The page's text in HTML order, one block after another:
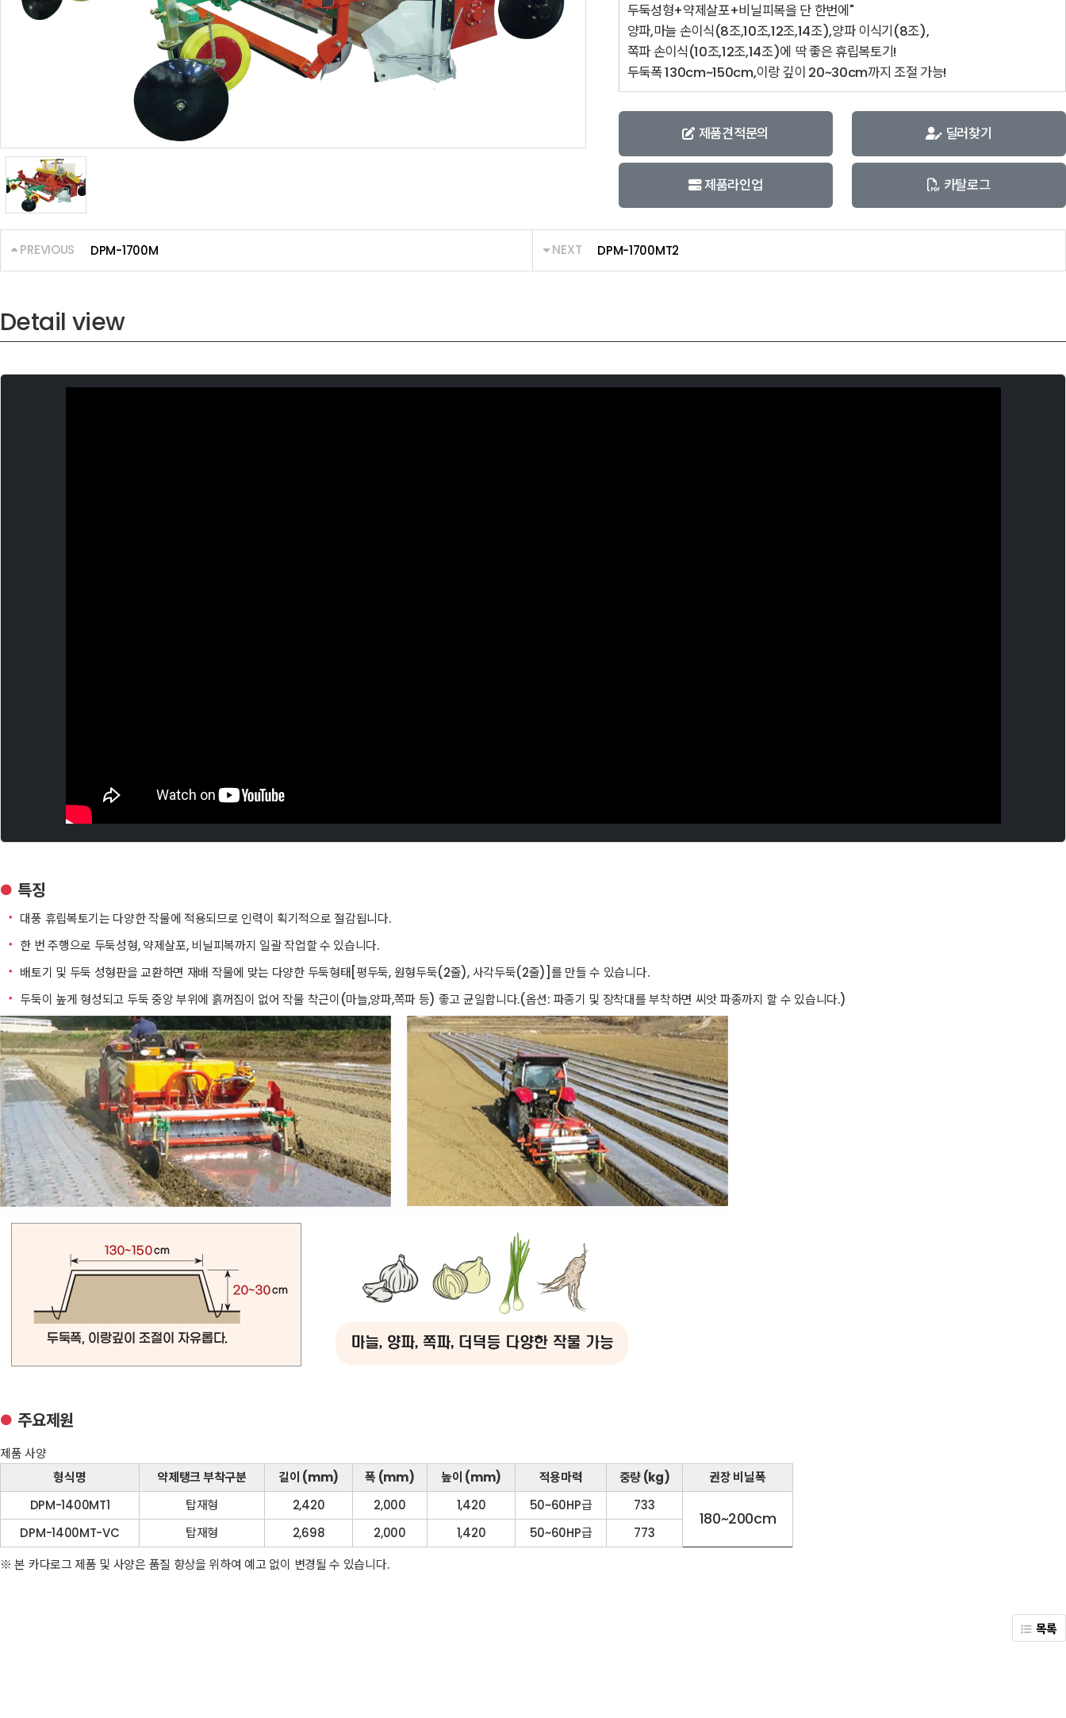
두둑성형+약제살포+비닐피복을 단 한번에"
양파,마늘 손이식(8조,10조,12조,14조),양파 이식기(8조),
쪽파 손이식(10조,12조,14조)에 딱 좋은 휴립복토기!
두둑폭 130cm~150cm,이랑 깊이 20~30cm까지 조절 가능!
제품견적문의 딜러찾기
제품라인업 카탈로그
PREVIOUS DPM-1700M NEXT DPM-1700MT2
Detail view
● 특징
ㆍ 대풍 휴립복토기는 다양한 작물에 적용되므로 인력이 획기적으로 절감됩니다.
ㆍ 한 번 주행으로 두둑성형, 약제살포, 비닐피복까지 일괄 작업할 수 있습니다.
ㆍ 배토기 및 두둑 성형판을 교환하면 재배 작물에 맞는 다양한 두둑형태[평두둑, 원형두둑(2줄), 사각두둑(2줄)]를 만들 수 있습니다.
ㆍ 두둑이 높게 형성되고 두둑 중앙 부위에 흙꺼짐이 없어 작물 착근이(마늘,양파,쪽파 등) 좋고 균일합니다.(옵션: 파종기 및 장착대를 부착하면 씨앗 파종까지 할 수 있습니다.)
● 주요제원
제품 사양
형식명
약제탱크 부착구분 길이 (mm) 폭 (mm) 높이 (mm) 적용마력 중량 (kg)
권장 비닐폭
DPM-1400MT1
탑재형 2,420 2,000 1,420 50~60HP급 733
180~200cm
DPM-1400MT-VC 탑재형 2,698 2,000 1,420 50~60HP급
773
※ 본 카다로그 제품 및 사양은 품질 향상을 위하여 예고 없이 변경될 수 있습니다.
목록